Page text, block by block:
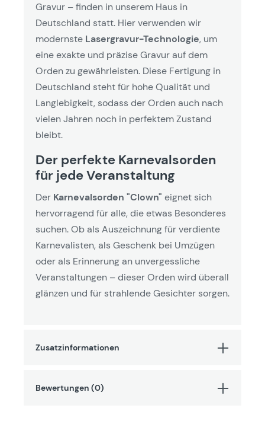
Gravur – finden in unserem Haus in
Deutschland statt. Hier verwenden wir
modernste Lasergravur-Technologie, um
eine exakte und präzise Gravur auf dem
Orden zu gewährleisten. Diese Fertigung in
Deutschland steht für hohe Qualität und
Langlebigkeit, sodass der Orden auch nach
vielen Jahren noch in perfektem Zustand
bleibt.
Der perfekte Karnevalsorden
für jede Veranstaltung
Der Karnevalsorden "Clown" eignet sich
hervorragend für alle, die etwas Besonderes
suchen. Ob als Auszeichnung für verdiente
Karnevalisten, als Geschenk bei Umzügen
oder als Erinnerung an unvergessliche
Veranstaltungen – dieser Orden wird überall
glänzen und für strahlende Gesichter sorgen.
Zusatzinformationen
Bewertungen (0)